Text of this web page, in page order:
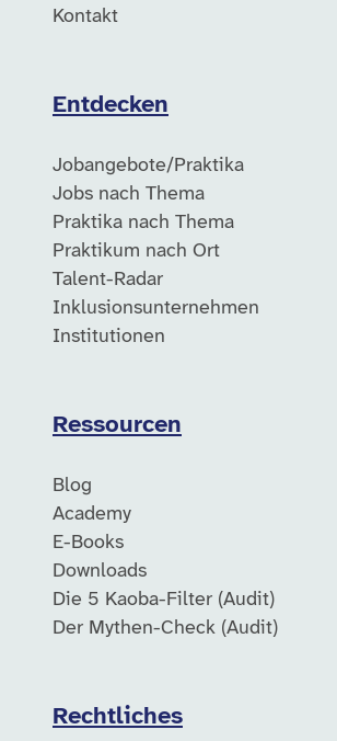
Kontakt
Entdecken
Jobangebote/Praktika
Jobs nach Thema
Praktika nach Thema
Praktikum nach Ort
Talent-Radar
Inklusionsunternehmen
Institutionen
Ressourcen
Blog
Academy
E-Books
Downloads
Die 5 Kaoba-Filter (Audit)
Der Mythen-Check (Audit)
Rechtliches